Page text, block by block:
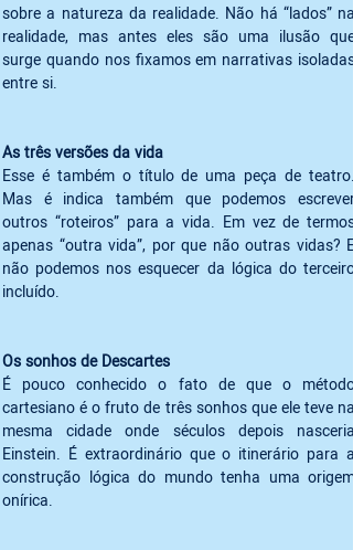
sobre a natureza da realidade. Não há “lados” na
realidade, mas antes eles são uma ilusão que
surge quando nos fixamos em narrativas isoladas
Esse é também o título de uma peça de teatro.
Mas é indica também que podemos escrever
outros “roteiros” para a vida. Em vez de termos
apenas “outra vida”, por que não outras vidas? E
não podemos nos esquecer da lógica do terceiro
incluído.
É pouco conhecido o fato de que o método
cartesiano é o fruto de três sonhos que ele teve na
mesma cidade onde séculos depois nasceria
Einstein. É extraordinário que o itinerário para a
construção lógica do mundo tenha uma origem